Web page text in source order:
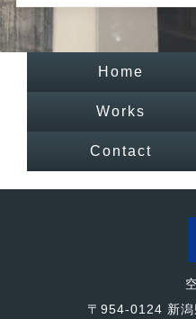
Home
Works
Contact
〒954-0124 新